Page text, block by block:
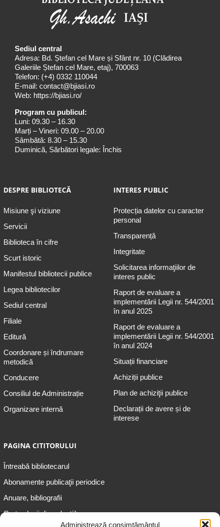
Administrează consimțământul
Sediul central
Adresa: Bd. Ștefan cel Mare și Sfânt nr. 10 (Clădirea
Galeriile Ștefan cel Mare, etaj), 700063
Telefon: (+4) 0332 110044
E-mail: contact@bjiasi.ro
Web: https://bjiasi.ro/
Program cu publicul:
Luni: 09.30 – 16.30
Marți – Vineri: 09.00 – 20.00
Sâmbătă: 8.30 – 15.30
Duminică, Sărbători legale: Închis
DESPRE BIBLIOTECĂ
Misiune şi viziune
Servicii
Biblioteca în cifre
Scurt istoric
Manifestul bibliotecii publice
Legea bibliotecilor
Sediul central
Filiale
Editură
Coordonare și îndrumare
metodică
Conducere
Consiliul de Administrație
Organizare internă
INTERES PUBLIC
Protecția datelor cu caracter
personal
Transparență
Integritate
Solicitarea informaţiilor de
interes public
Raport de evaluare a
implementării Legii nr. 544/2001
în anul 2025
Raport de evaluare a
implementării Legii nr. 544/2001
în anul 2024
Situații financiare
Achiziții publice
Plan de achiziţii publice
Declarații de avere și de
interese
PAGINA CITITORULUI
Întreabă bibliotecarul
Abonamente publicaţii periodice
Anuare, bibliografii
Cartea lunii din colecțiile